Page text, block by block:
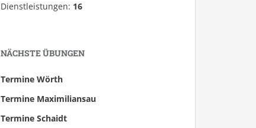
Dienstleistungen: 16
NÄCHSTE ÜBUNGEN
Termine Wörth
Termine Maximiliansau
Termine Schaidt